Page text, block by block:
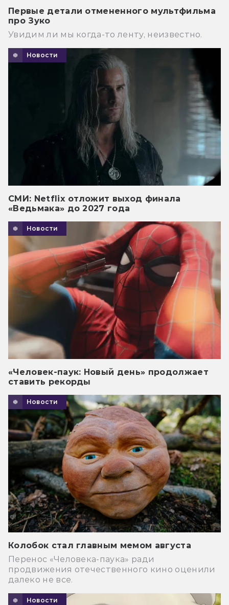
Первые детали отмененного мультфильма
про Зуко
Увидим ли мы когда-то ленту, неизвестно.
Новости
СМИ: Netflix отложит выход финала
«Ведьмака» до 2027 года
Новости
«Человек-паук: Новый день» продолжает
ставить рекорды
Новости
Колобок стал главным мемом августа
Перенос «Человека-паука» ради
продвижения отечественного кино оценили
далеко не все.
Новости